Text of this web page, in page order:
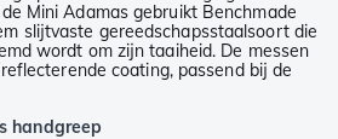
Mini Adamas gebruikt Benchmade
slijtvaste gereedschapsstaalsoort die
wordt om zijn taaiheid. De messen
coating, passend bij de
handgreep